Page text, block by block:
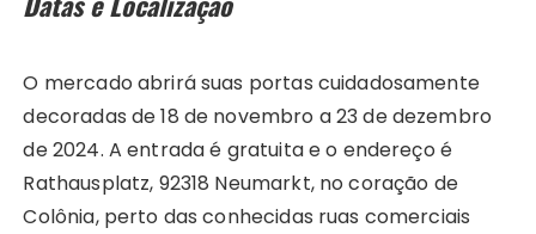
O mercado abrirá suas portas cuidadosamente
decoradas de 18 de novembro a 23 de dezembro
de 2024. A entrada é gratuita e o endereço é
Rathausplatz, 92318 Neumarkt, no coração de
Colônia, perto das conhecidas ruas comerciais